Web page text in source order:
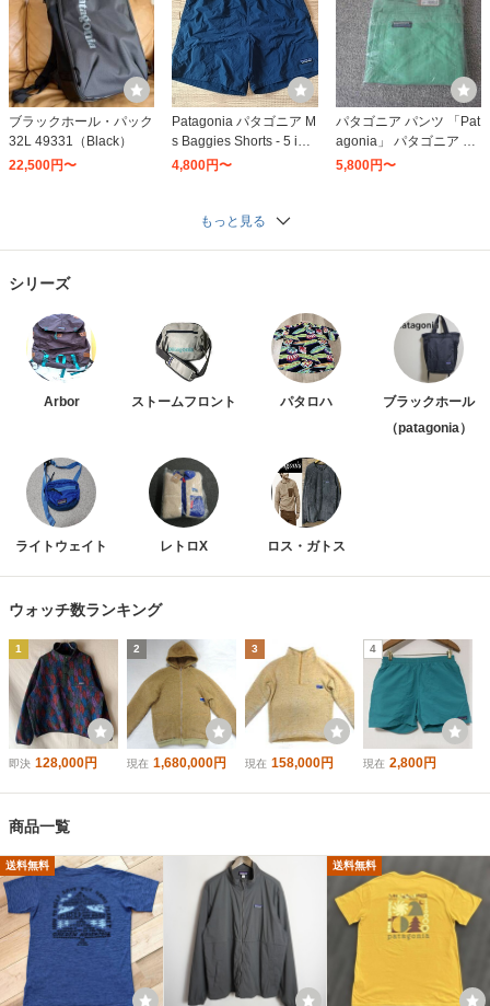
ブラックホール・パック
32L 49331（Black）
22,500円〜
Patagonia パタゴニア M
s Baggies Shorts - 5 in 5
7022 バギーズ ショーツ
4,800円〜
パタゴニア パンツ 「Pat
agonia」 パタゴニア Ms
Baggies Longs バギーズ
5,800円〜
もっと見る
シリーズ
Arbor ストームフロント パタロハ
ブラックホール
（patagonia）
ライトウェイト レトロX ロス・ガトス
ウォッチ数ランキング
1
即決 128,000円
2
現在 1,680,000円
3
現在 158,000円
4
現在 2,800円
商品一覧
送料無料 送料無料